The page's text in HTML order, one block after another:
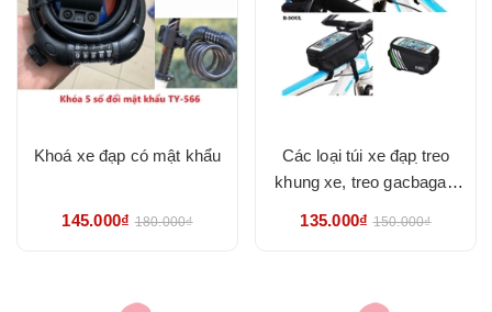
Khoá xe đạp có mật khẩu
145.000₫ 180.000₫
Các loại túi xe đạp ̣treo
khung xe, treo gacbaga -
135.000₫ 150.000₫